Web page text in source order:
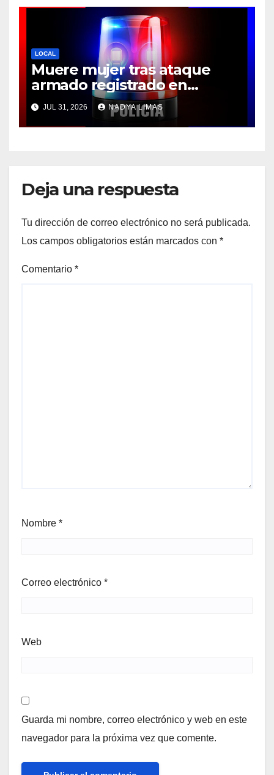
LOCAL
Muere mujer tras ataque
armado registrado en
Cuernavaca
JUL 31, 2026 NADYA LIMAS
Deja una respuesta
Tu dirección de correo electrónico no será publicada.
Los campos obligatorios están marcados con *
Comentario *
Nombre *
Correo electrónico *
Web
Guarda mi nombre, correo electrónico y web en este
navegador para la próxima vez que comente.